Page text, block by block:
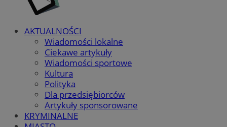
AKTUALNOŚCI
Wiadomości lokalne
Ciekawe artykuły
Wiadomości sportowe
Kultura
Polityka
Dla przedsiębiorców
Artykuły sponsorowane
KRYMINALNE